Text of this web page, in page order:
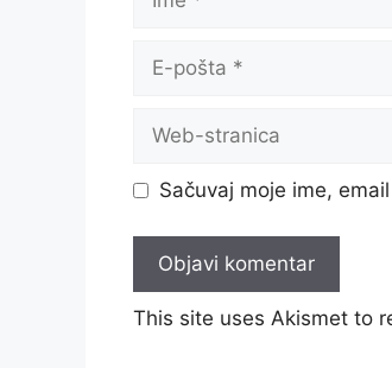
pošta
Web-
Sačuvaj moje ime,
This site uses Akismet to